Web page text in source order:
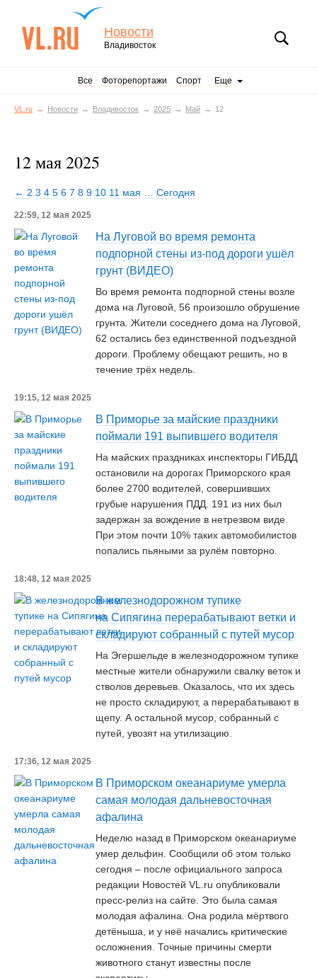
Новости
Владивосток
Все Фоторепортажи Спорт Еще
VL.ru Новости Владивосток 2025 Май 12
12 мая 2025
← 2 3 4 5 6 7 8 9 10 11 мая Сегодня
22:59, 12 мая 2025
На Луговой во время ремонта
подпорной стены из-под дороги ушёл
грунт (ВИДЕО)
Во время ремонта подпорной стены возле
дома на Луговой, 56 произошло обрушение
грунта. Жители соседнего дома на Луговой,
62 остались без единственной подъездной
дороги. Проблему обещают решить, но в
течение трёх недель.
19:15, 12 мая 2025
В Приморье за майские праздники
поймали 191 выпившего водителя
На майских праздниках инспекторы ГИБДД
остановили на дорогах Приморского края
более 2700 водителей, совершивших
грубые нарушения ПДД. 191 из них был
задержан за вождение в нетрезвом виде.
При этом почти 10% таких автомобилистов
попались пьяными за рулём повторно.
18:48, 12 мая 2025
В железнодорожном тупике
на Сипягина перерабатывают ветки и
складируют собранный с путей мусор
На Эгершельде в железнодорожном тупике
местные жители обнаружили свалку веток и
стволов деревьев. Оказалось, что их здесь
не просто складируют, а перерабатывают в
щепу. А остальной мусор, собранный с
путей, увозят на утилизацию.
17:36, 12 мая 2025
В Приморском океанариуме умерла
самая молодая дальневосточная
афалина
Неделю назад в Приморском океанариуме
умер дельфин. Сообщили об этом только
сегодня – после официального запроса
редакции Новостей VL.ru опубликовали
пресс-релиз на сайте. Это была самая
молодая афалина. Она родила мёртвого
детёныша, и у неё начались критические
осложнения. Точные причины смерти
животного станут известны после